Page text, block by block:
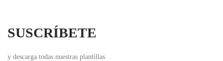
SUSCRÍBETE
y descarga todas nuestras plantillas